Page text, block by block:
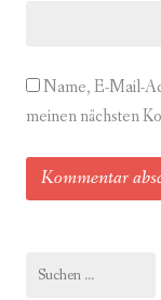
Name, E-Mail-
meinen nächsten
Suchen